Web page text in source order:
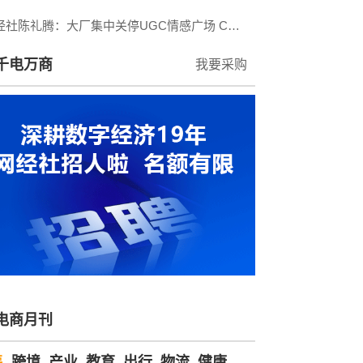
网经社陈礼腾：大厂集中关停UGC情感广场 C端拟人情感AI的野蛮增长终结。
电万商 我要采购
商月刊